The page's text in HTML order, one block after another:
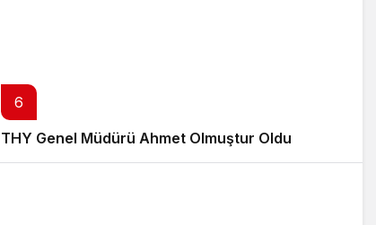
6
THY Genel Müdürü Ahmet Olmuştur Oldu